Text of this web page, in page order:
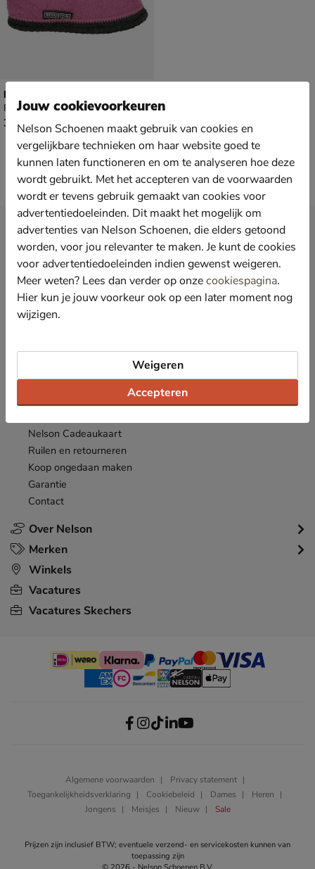
Bergstein Cozy
Pantoffels - roze
€ 37,99
37 ,
Over Nelson
Inloggen
Nelson Cadeaukaart
Ruilen en retourneren
Koop ongedaan maken
Garantie
Contact
Merken
Winkels
Vacatures
Vacatures Skechers
Nieuwsbrief
Ontvang € 10,- welkomstkorting*en blijf op de hoogte van leuke
acties en aanbiedingen!
E-mailadres Inschrijven
Algemene voorwaarden
Privacy statement
Toegankelijkheidsverklaring
Cookiebeleid Dames
Heren
Jongens
Meisjes Nieuw Sale
Prijzen zijn inclusief BTW; eventuele verzend- en servicekosten kunnen van
toepassing zijn
Jouw cookievoorkeuren
Nelson Schoenen maakt gebruik van cookies en
vergelijkbare technieken om haar website goed te
kunnen laten functioneren en om te analyseren hoe deze
wordt gebruikt. Met het accepteren van de voorwaarden
wordt er tevens gebruik gemaakt van cookies voor
advertentiedoeleinden. Dit maakt het mogelijk om
advertenties van Nelson Schoenen, die elders getoond
worden, voor jou relevanter te maken. Je kunt de cookies
voor advertentiedoeleinden indien gewenst weigeren.
Meer weten? Lees dan verder op onzecookiespagina.
Hier kun je jouw voorkeur ook op een later moment nog
wijzigen.
Accepteren
Weigeren